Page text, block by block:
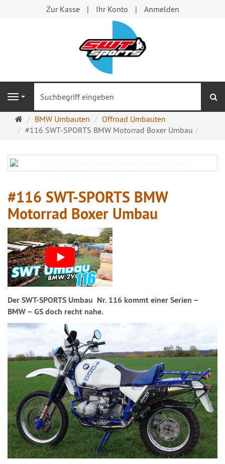
Zur Kasse Ihr Konto Anmelden
Navigation
Startseite
BMW Umbauten
Offroad Umbauten
#116 SWT-SPORTS BMW Motorrad Boxer Umbau
#116 SWT-SPORTS BMW
Motorrad Boxer Umbau
Der SWT-SPORTS Umbau Nr. 116 kommt einer Serien –
BMW – GS doch recht nahe.